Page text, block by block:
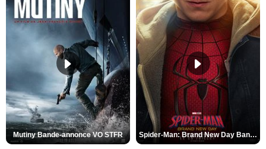
Mutiny Bande-annonce VO STFR Spider-Man: Brand New Day Bande-annonce VO STFR